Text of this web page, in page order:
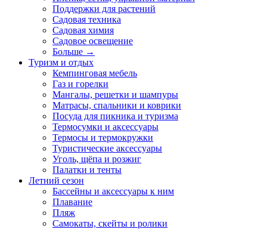
Поддержки для растений
Садовая техника
Садовая химия
Садовое освещение
Больше →
Туризм и отдых
Кемпинговая мебель
Газ и горелки
Мангалы, решетки и шампуры
Матрасы, cпальники и коврики
Посуда для пикника и туризма
Термосумки и аксессуары
Термосы и термокружки
Туристические аксессуары
Уголь, щёпа и розжиг
Палатки и тенты
Летний сезон
Бассейны и аксессуары к ним
Плавание
Пляж
Самокаты, скейты и ролики